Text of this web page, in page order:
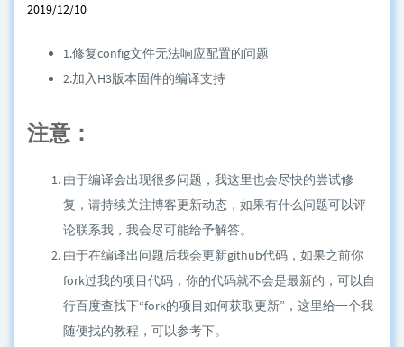
2019/12/10
1.修复config文件无法响应配置的问题
2.加入H3版本固件的编译支持
注意：
由于编译会出现很多问题，我这里也会尽快的尝试修
复，请持续关注博客更新动态，如果有什么问题可以评
论联系我，我会尽可能给予解答。
由于在编译出问题后我会更新github代码，如果之前你
fork过我的项目代码，你的代码就不会是最新的，可以自
行百度查找下“fork的项目如何获取更新”，这里给一个我
随便找的教程，可以参考下。